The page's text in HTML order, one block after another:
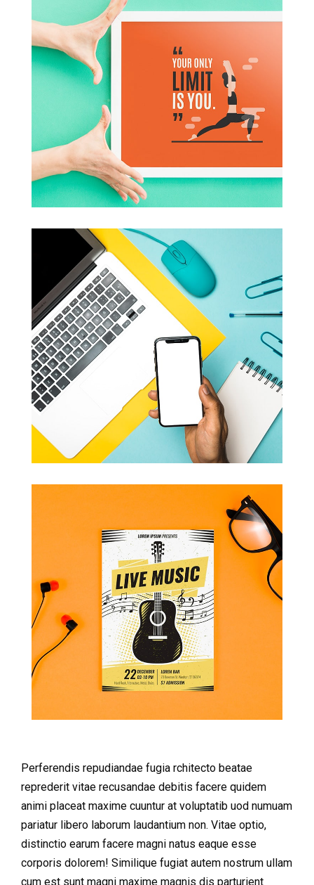
Perferendis repudiandae fugia rchitecto beatae
reprederit vitae recusandae debitis facere quidem
animi placeat maxime cuuntur at voluptatib uod numuam
pariatur libero laborum laudantium non. Vitae optio,
distinctio earum facere magni natus eaque esse
corporis dolorem! Similique fugiat autem nostrum ullam
cum est sunt magni maxime magnis dis parturient